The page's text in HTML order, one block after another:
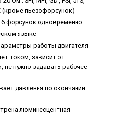
(кроме пьезофорсунок)
6 форсунок одновременно
языке
работы двигателя
током, зависит от
не нужно задавать рабочее
давления по окончании
люминесцентная